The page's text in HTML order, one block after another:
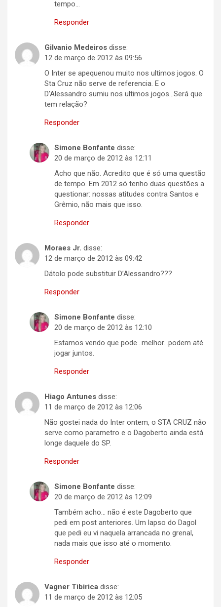
tempo…
Responder
Gilvanio Medeiros disse:
12 de março de 2012 às 09:56
O Inter se apequenou muito nos ultimos jogos. O
Sta Cruz não serve de referencia. E o
D’Alessandro sumiu nos ultimos jogos…Será que
tem relação?
Responder
Simone Bonfante disse:
20 de março de 2012 às 12:11
Acho que não. Acredito que é só uma questão
de tempo. Em 2012 só tenho duas questões a
questionar: nossas atitudes contra Santos e
Grêmio, não mais que isso.
Responder
Moraes Jr. disse:
12 de março de 2012 às 09:42
Dátolo pode substituir D’Alessandro???
Responder
Simone Bonfante disse:
20 de março de 2012 às 12:10
Estamos vendo que pode…melhor…podem até
jogar juntos.
Responder
Hiago Antunes disse:
11 de março de 2012 às 12:06
Não gostei nada do Inter ontem, o STA CRUZ não
serve como parametro e o Dagoberto ainda está
longe daquele do SP.
Responder
Simone Bonfante disse:
20 de março de 2012 às 12:09
Também acho… não é este Dagoberto que
pedi em post anteriores. Um lapso do Dagol
que pedi eu vi naquela arrancada no grenal,
nada mais que isso até o momento.
Responder
Vagner Tibirica disse:
11 de março de 2012 às 12:05